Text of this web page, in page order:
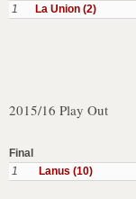
1
La Union (2)
2015/16 Play Out
Final
1
Lanus (10)